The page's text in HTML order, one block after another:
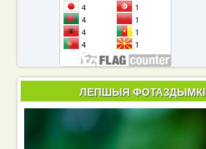
ЛЕПШЫЯ ФОТАЗДЫМКІ